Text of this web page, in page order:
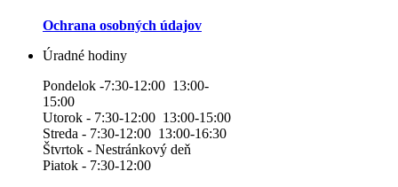
Ochrana osobných údajov
Úradné hodiny
Pondelok -7:30-12:00 13:00-
15:00
Utorok - 7:30-12:00 13:00-15:00
Streda - 7:30-12:00 13:00-16:30
Štvrtok - Nestránkový deň
Piatok - 7:30-12:00